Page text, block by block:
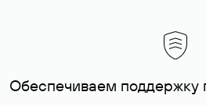
Обеспечиваем поддержку